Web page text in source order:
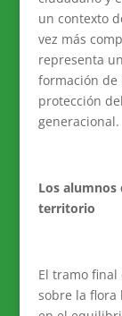
un contexto
vez más
representa
formación de
protección
generacional.
Los
territorio
El tramo
sobre la flora